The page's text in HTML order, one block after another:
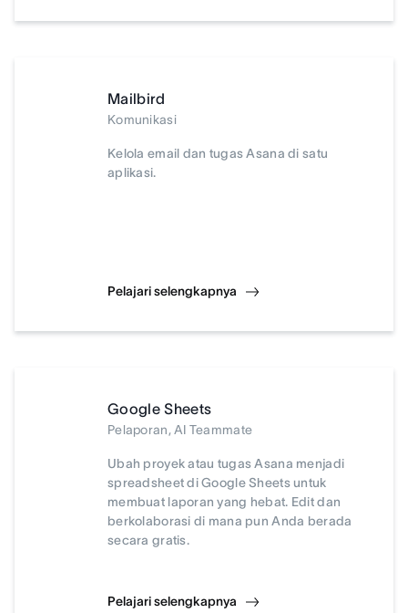
Mailbird
Komunikasi
Kelola email dan tugas Asana di satu
aplikasi.
Pelajari selengkapnya
Google Sheets
Pelaporan, AI Teammate
Ubah proyek atau tugas Asana menjadi
spreadsheet di Google Sheets untuk
membuat laporan yang hebat. Edit dan
berkolaborasi di mana pun Anda berada
secara gratis.
Pelajari selengkapnya